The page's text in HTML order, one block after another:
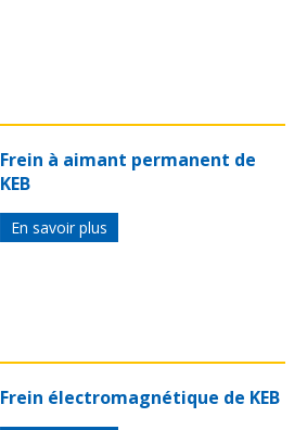
Frein à aimant permanent de
KEB
En savoir plus
Frein électromagnétique de KEB